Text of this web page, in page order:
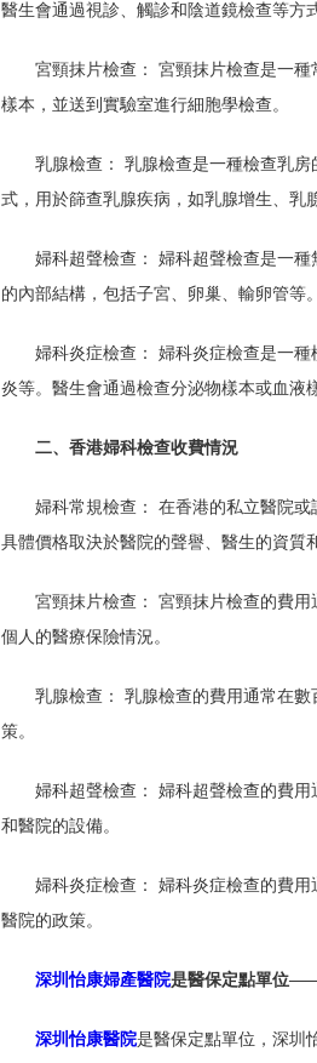
醫生會通過視診、觸診和陰道鏡檢查等方
宮頸抹片檢查： 宮頸抹片檢查是一
樣本，並送到實驗室進行細胞學檢查。
乳腺檢查： 乳腺檢查是一種檢查乳
式，用於篩查乳腺疾病，如乳腺增生、乳
婦科超聲檢查： 婦科超聲檢查是一
的內部結構，包括子宮、卵巢、輸卵管等。
婦科炎症檢查： 婦科炎症檢查是一
炎等。醫生會通過檢查分泌物樣本或血液
二、香港婦科檢查收費情況
婦科常規檢查： 在香港的私立醫院
具體價格取決於醫院的聲譽、醫生的資質
宮頸抹片檢查： 宮頸抹片檢查的費
個人的醫療保險情況。
乳腺檢查： 乳腺檢查的費用通常在
策。
婦科超聲檢查： 婦科超聲檢查的費
和醫院的設備。
婦科炎症檢查： 婦科炎症檢查的費
醫院的政策。
深圳怡康婦產醫院是醫保定點單位
深圳怡康醫院是醫保定點單位，深圳